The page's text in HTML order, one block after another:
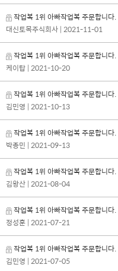
작업복 1위 아빠작업복 주문합니다.
대신토목주식회사 | 2021-11-01
작업복 1위 아빠작업복 주문합니다.
케이탑 | 2021-10-20
작업복 1위 아빠작업복 주문합니다.
김민영 | 2021-10-13
작업복 1위 아빠작업복 주문합니다.
박종민 | 2021-09-13
작업복 1위 아빠작업복 주문합니다.
김왕산 | 2021-08-04
작업복 1위 아빠작업복 주문합니다.
정성훈 | 2021-07-21
작업복 1위 아빠작업복 주문합니다.
김민영 | 2021-07-05